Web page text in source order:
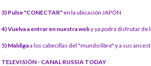
3) Pulse "CONECTAR" en la ubicación JAPÓN
4) Vuelva a entrar en nuestra weby ya podrá disfrutar de
5) Maldigaa los cabecillas del "mundo libre" y a sus
TELEVISIÓN - CANAL RUSSIA TODAY